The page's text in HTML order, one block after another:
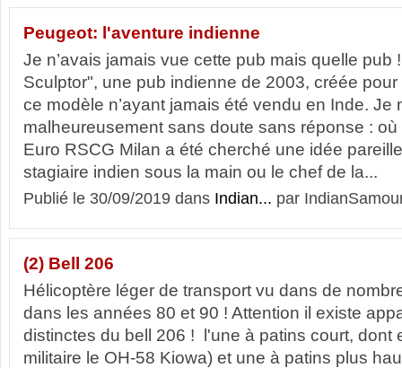
Peugeot: l'aventure indienne
Je n’avais jamais vue cette pub mais quelle pub
Sculptor", une pub indienne de 2003, créée
ce modèle n’ayant jamais été vendu en Inde. Je
malheureusement sans doute sans réponse :
Euro RSCG Milan a été cherché une idée
stagiaire indien sous la main ou le chef de la...
Publié le 30/09/2019 dans Indian... par
(2) Bell 206
Hélicoptère léger de transport vu dans de
dans les années 80 et 90 ! Attention il existe
distinctes du bell 206 ! l'une à patins court, dont
militaire le OH-58 Kiowa) et une à patins plus